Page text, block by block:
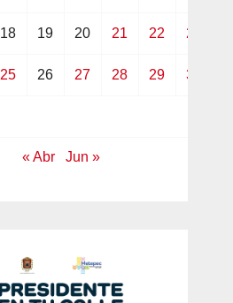
18 19 20 21 22 23
25 26 27 28 29 30
« Abr Jun »